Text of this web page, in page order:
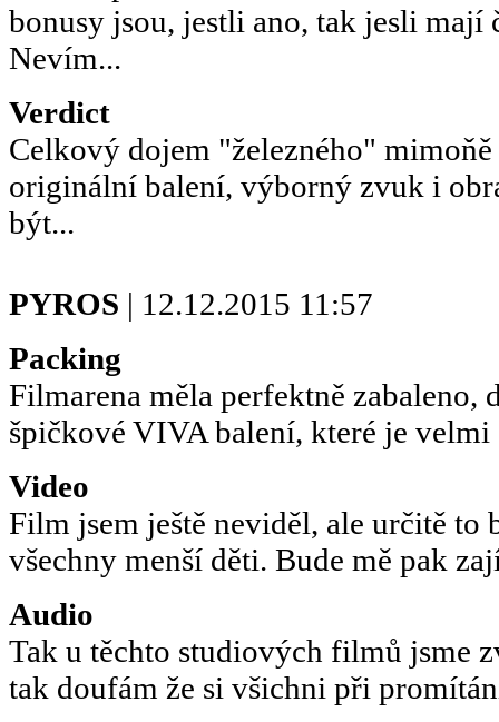
bonusy jsou, jestli ano, tak jesli mají
Nevím...
Verdict
Celkový dojem "železného"
originální balení, výborný zvuk i
být...
PYROS | 12.12.2015 11:57
Packing
Filmarena měla perfektně zabaleno,
špičkové VIVA balení, které je
Video
Film jsem ještě neviděl, ale určitě to
všechny menší děti. Bude mě pak
Audio
Tak u těchto studiových filmů jsme
tak doufám že si všichni při